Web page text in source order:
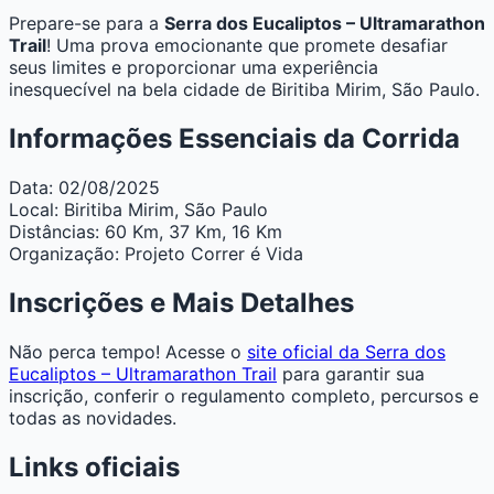
Prepare-se para a Serra dos Eucaliptos – Ultramarathon
Trail! Uma prova emocionante que promete desafiar
seus limites e proporcionar uma experiência
inesquecível na bela cidade de Biritiba Mirim, São Paulo.
Informações Essenciais da Corrida
Data: 02/08/2025
Local: Biritiba Mirim, São Paulo
Distâncias: 60 Km, 37 Km, 16 Km
Organização: Projeto Correr é Vida
Inscrições e Mais Detalhes
Não perca tempo! Acesse o site oficial da Serra dos
Eucaliptos – Ultramarathon Trail para garantir sua
inscrição, conferir o regulamento completo, percursos e
todas as novidades.
Links oficiais